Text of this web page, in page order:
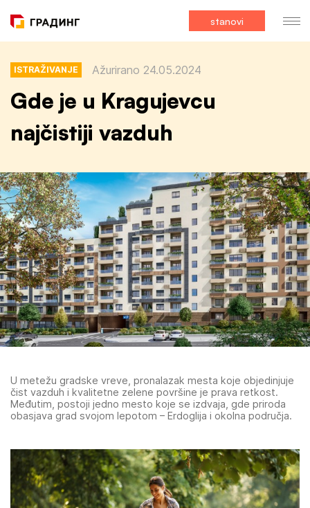
stanovi
ISTRAŽIVANJE Ažurirano 24.05.2024
Gde je u Kragujevcu
najčistiji vazduh
U metežu gradske vreve, pronalazak mesta koje objedinjuje
čist vazduh i kvalitetne zelene površine je prava retkost.
Međutim, postoji jedno mesto koje se izdvaja, gde priroda
obasjava grad svojom lepotom – Erdoglija i okolna područja.